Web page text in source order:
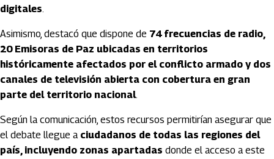
digitales.
Asimismo, destacó que dispone de 74 frecuencias de radio,
20 Emisoras de Paz ubicadas en territorios
históricamente afectados por el conflicto armado y dos
canales de televisión abierta con cobertura en gran
parte del territorio nacional.
Según la comunicación, estos recursos permitirían asegurar que
el debate llegue a ciudadanos de todas las regiones del
país, incluyendo zonas apartadas donde el acceso a este